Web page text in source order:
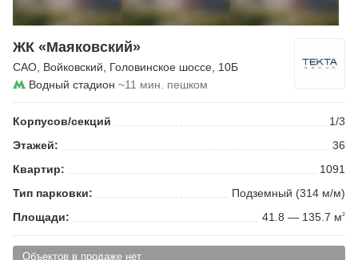
ЖК «Маяковский»
САО, Войковский, Головинское шоссе, 10Б
Водный стадион ~11 мин. пешком
Корпусов/секций
1/3
Этажей:
36
Квартир:
1091
Тип парковки:
Подземный (314 м/м)
Площади:
41.8 — 135.7 м2
Объектов в продаже нет